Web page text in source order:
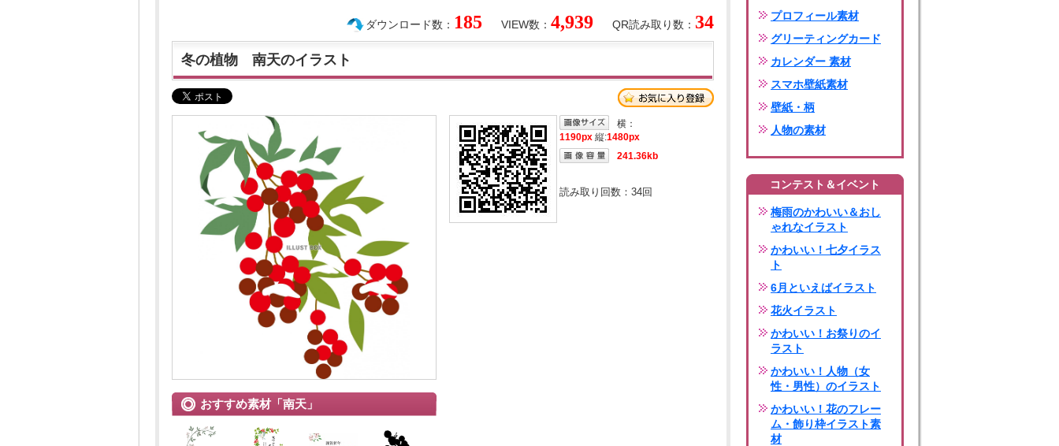
QR読み取り数： 34
VIEW数： 4,939
ダウンロード数： 185
冬の植物 南天のイラスト
おすすめ素材「南天」
横：
1190px 縦:1480px
241.36kb
読み取り回数： 34回
プロフィール素材
グリーティングカード
カレンダー 素材
スマホ壁紙素材
壁紙・柄
人物の素材
コンテスト＆イベント
梅雨のかわいい＆おし
ゃれなイラスト
かわいい！七夕イラス
ト
6月といえばイラスト
花火イラスト
かわいい！お祭りのイ
ラスト
かわいい！人物（女
性・男性）のイラスト
かわいい！花のフレー
ム・飾り枠イラスト素
材